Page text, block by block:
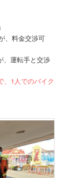
、料金交渉可
、運転手と交渉
、1人でのバイク